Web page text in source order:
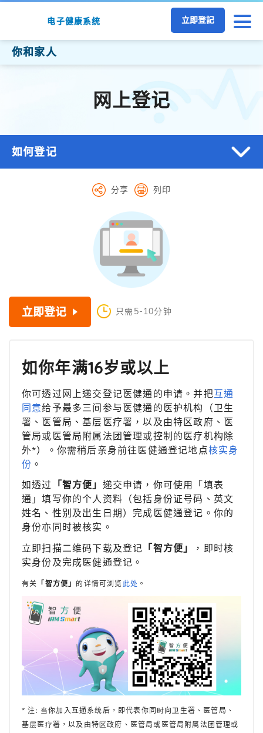
电子健康系统 立即登記
你和家人
网上登记
如何登记
分享 列印
立即登记 只需5-10分钟
如你年满16岁或以上
你可透过网上递交登记医健通的申请。并把互通
同意给予最多三间参与医健通的医护机构（卫生
署、医管局、基层医疗署，以及由特区政府、医
管局或医管局附属法团管理或控制的医疗机构除
外*）。你需稍后亲身前往医健通登记地点核实身
份 。
如透过
「智方便」 递交申请，你可使用「填表
通」填写你的个人资料（包括身份证号码、英文
姓名、性别及出生日期）完成医健通登记。你的
身份亦同时被核实。
立即扫描二维码下载及登记 「智方便」
，即时核
实身份及完成医健通登记。
有关 「智方便」 的详情可浏览 此处 。
* 注: 当你加入互通系统后，即代表你同时向卫生署、医管局、
基层医疗署，以及由特区政府、医管局或医管局附属法团管理或